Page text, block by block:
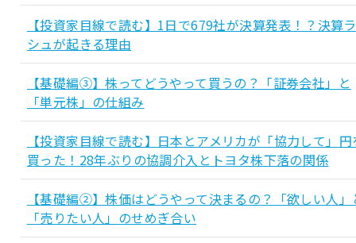
【投資家目線で読む】1日で679社が決算発表！？決算
シュが起きる理由
【基礎編③】株ってどうやって買うの？「証券会社」と
「単元株」の仕組み
【投資家目線で読む】日本とアメリカが「協力して」円
買った！28年ぶりの協調介入とトヨタ株下落の関係
【基礎編②】株価はどうやって決まるの？「欲しい人」
「売りたい人」のせめぎ合い